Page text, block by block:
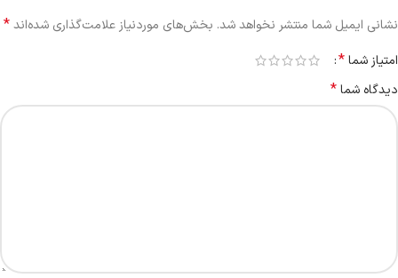
نشانی ایمیل شما منتشر نخواهد شد. بخش‌های موردنیاز علامت‌گذاری شده‌اند*
امتیاز شما*
دیدگاه شما*